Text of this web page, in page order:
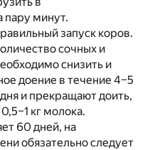
минут.
запуск коров.
сочных и
снизить и
доение в течение 4–5
и прекращают доить,
кг молока.
60 дней, на
обязательно следует